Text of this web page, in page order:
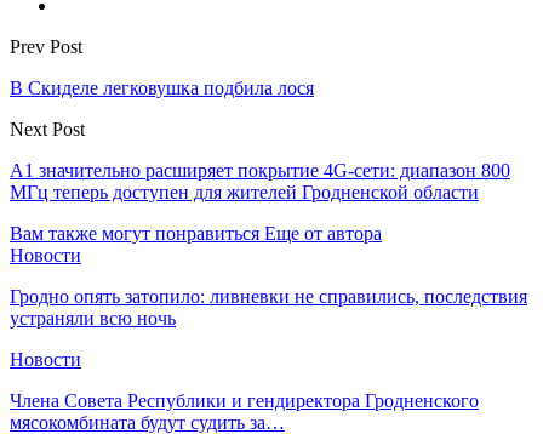
Prev Post
В Скиделе легковушка подбила лося
Next Post
А1 значительно расширяет покрытие 4G-сети: диапазон 800
МГц теперь доступен для жителей Гродненской области
Вам также могут понравиться Еще от автора
Новости
Гродно опять затопило: ливневки не справились, последствия
устраняли всю ночь
Новости
Члена Совета Республики и гендиректора Гродненского
мясокомбината будут судить за…